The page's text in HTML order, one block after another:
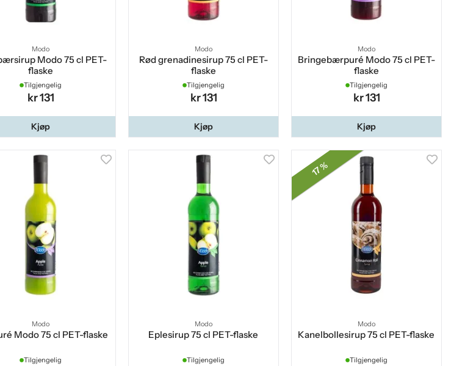
Modo
Modo 75 cl PET-
flaske
Tilgjengelig
kr 131
Kjøp
Modo
Rød grenadinesirup 75 cl PET-
flaske
Tilgjengelig
kr 131
Kjøp
Modo
Bringebærpuré Modo 75 cl PET-
flaske
Tilgjengelig
kr 131
Kjøp
Modo
Modo 75 cl PET-flaske
Tilgjengelig
Modo
Eplesirup 75 cl PET-flaske
Tilgjengelig
17 %
Modo
Kanelbollesirup 75 cl PET-flaske
Tilgjengelig